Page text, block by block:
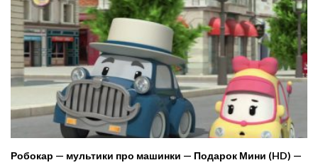
Робокар — мультики про машинки — Подарок Мини (HD) —